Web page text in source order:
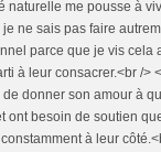
naturelle me pousse à
ne sais pas faire
parce que je vis cela
à leur consacrer.<br />
donner son amour à
ont besoin de soutien
à leur